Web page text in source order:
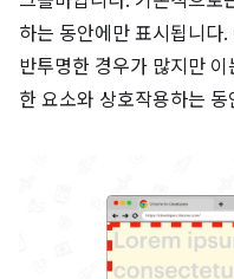
하는 동안에만 표시됩니다
반투명한 경우가 많지만
한 요소와 상호작용하는